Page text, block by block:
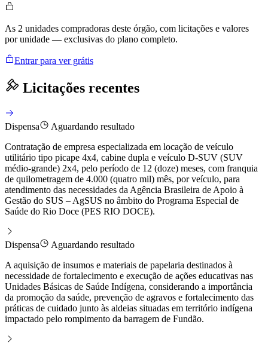
As 2 unidades compradoras deste órgão, com licitações e valores
por unidade — exclusivas do plano completo.
Entrar para ver grátis
Licitações recentes
Dispensa
Aguardando resultado
Contratação de empresa especializada em locação de veículo
utilitário tipo picape 4x4, cabine dupla e veículo D-SUV (SUV
médio-grande) 2x4, pelo período de 12 (doze) meses, com franquia
de quilometragem de 4.000 (quatro mil) mês, por veículo, para
atendimento das necessidades da Agência Brasileira de Apoio à
Gestão do SUS – AgSUS no âmbito do Programa Especial de
Saúde do Rio Doce (PES RIO DOCE).
Dispensa
Aguardando resultado
A aquisição de insumos e materiais de papelaria destinados à
necessidade de fortalecimento e execução de ações educativas nas
Unidades Básicas de Saúde Indígena, considerando a importância
da promoção da saúde, prevenção de agravos e fortalecimento das
práticas de cuidado junto às aldeias situadas em território indígena
impactado pelo rompimento da barragem de Fundão.